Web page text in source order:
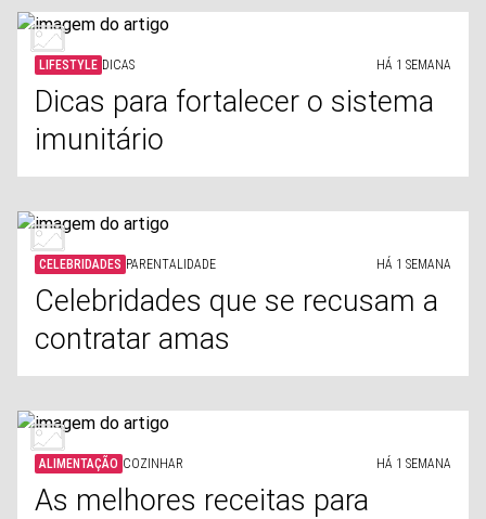
LIFESTYLE DICAS HÁ 1 SEMANA
Dicas para fortalecer o sistema
imunitário
CELEBRIDADES PARENTALIDADE HÁ 1 SEMANA
Celebridades que se recusam a
contratar amas
ALIMENTAÇÃO COZINHAR HÁ 1 SEMANA
As melhores receitas para